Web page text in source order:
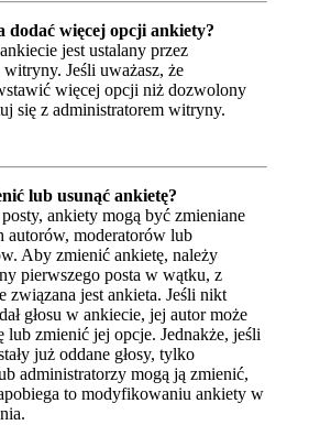
dodać więcej opcji ankiety?
jest ustalany przez
Jeśli uważasz, że
więcej opcji niż dozwolony
się z administratorem witryny.
lub usunąć ankietę?
ankiety mogą być zmieniane
autorów, moderatorów lub
Aby zmienić ankietę, należy
pierwszego posta w wątku, z
związana jest ankieta. Jeśli nikt
głosu w ankiecie, jej autor może
lub zmienić jej opcje. Jednakże, jeśli
już oddane głosy, tylko
administratorzy mogą ją zmienić,
to modyfikowaniu ankiety w